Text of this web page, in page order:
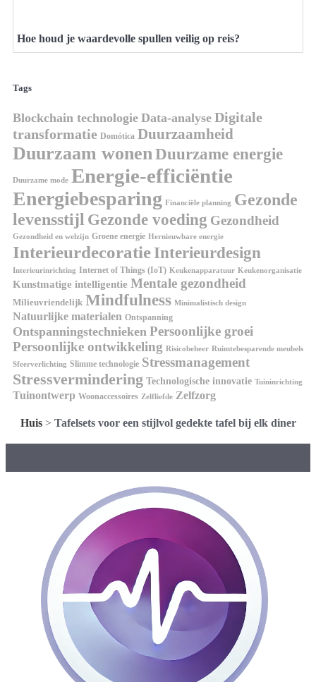
Hoe houd je waardevolle spullen veilig op reis?
Tags
Blockchain technologie Data-analyse Digitale
transformatie Domótica Duurzaamheid
Duurzaam wonenDuurzame energie
Duurzame mode Energie-efficiëntie
Energiebesparing Financiële planning Gezonde
levensstijl Gezonde voeding Gezondheid
Gezondheid en welzijn Groene energie Hernieuwbare energie
InterieurdecoratieInterieurdesign
Interieurinrichting Internet of Things (IoT) Keukenapparatuur Keukenorganisatie
Kunstmatige intelligentie Mentale gezondheid
Milieuvriendelijk Mindfulness Minimalistisch design
Natuurlijke materialen Ontspanning
Ontspanningstechnieken Persoonlijke groei
Persoonlijke ontwikkeling Risicobeheer Ruimtebesparende meubels
Sfeerverlichting Slimme technologie Stressmanagement
Stressvermindering Technologische innovatie Tuininrichting
Tuinontwerp Woonaccessoires Zelfliefde Zelfzorg
Huis> Tafelsets voor een stijlvol gedekte tafel bij elk diner